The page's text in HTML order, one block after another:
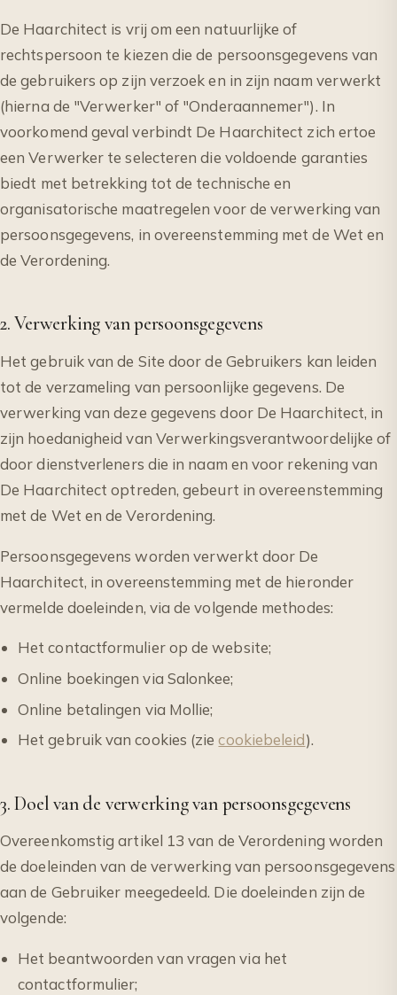
De Haarchitect is vrij om een natuurlijke of
rechtspersoon te kiezen die de persoonsgegevens van
de gebruikers op zijn verzoek en in zijn naam verwerkt
(hierna de "Verwerker" of "Onderaannemer"). In
voorkomend geval verbindt De Haarchitect zich ertoe
een Verwerker te selecteren die voldoende garanties
biedt met betrekking tot de technische en
organisatorische maatregelen voor de verwerking van
persoonsgegevens, in overeenstemming met de Wet en
de Verordening.
2. Verwerking van persoonsgegevens
Het gebruik van de Site door de Gebruikers kan leiden
tot de verzameling van persoonlijke gegevens. De
verwerking van deze gegevens door De Haarchitect, in
zijn hoedanigheid van Verwerkingsverantwoordelijke of
door dienstverleners die in naam en voor rekening van
De Haarchitect optreden, gebeurt in overeenstemming
met de Wet en de Verordening.
Persoonsgegevens worden verwerkt door De
Haarchitect, in overeenstemming met de hieronder
vermelde doeleinden, via de volgende methodes:
Het contactformulier op de website;
Online boekingen via Salonkee;
Online betalingen via Mollie;
Het gebruik van cookies (ziecookiebeleid).
3. Doel van de verwerking van persoonsgegevens
Overeenkomstig artikel 13 van de Verordening worden
de doeleinden van de verwerking van persoonsgegevens
aan de Gebruiker meegedeeld. Die doeleinden zijn de
volgende:
Het beantwoorden van vragen via het
contactformulier;